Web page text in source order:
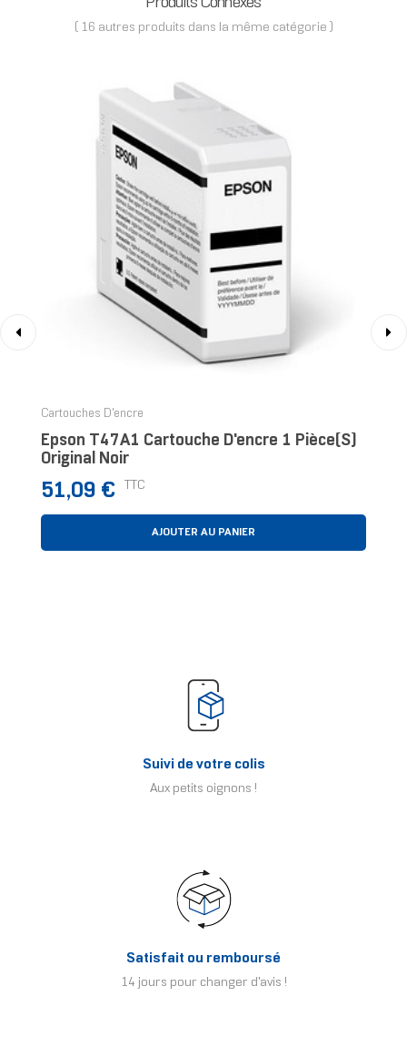
Produits Connexes
( 16 autres produits dans la même catégorie )
Cartouches D'encre
Epson T47A1 Cartouche D'encre 1 Pièce(s)
Original Noir
Prix
51,09 € TTC
AJOUTER AU PANIER
Suivi de votre colis
Aux petits oignons !
Satisfait ou remboursé
14 jours pour changer d'avis !